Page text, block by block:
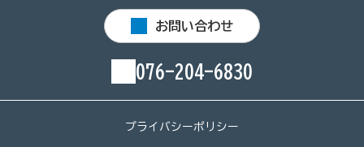
お問い合わせ
076-204-6830
プライバシーポリシー